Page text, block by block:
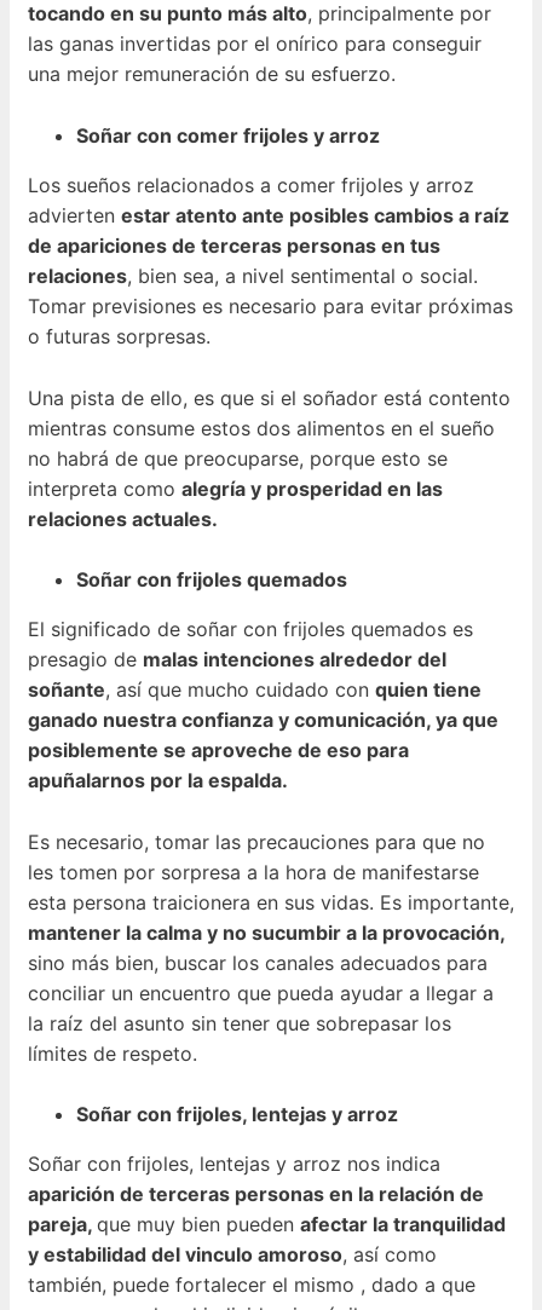
tocando en su punto más alto, principalmente por
las ganas invertidas por el onírico para conseguir
una mejor remuneración de su esfuerzo.
Soñar con comer frijoles y arroz
Los sueños relacionados a comer frijoles y arroz
advierten estar atento ante posibles cambios a raíz
de apariciones de terceras personas en tus
relaciones, bien sea, a nivel sentimental o social.
Tomar previsiones es necesario para evitar próximas
o futuras sorpresas.
Una pista de ello, es que si el soñador está contento
mientras consume estos dos alimentos en el sueño
no habrá de que preocuparse, porque esto se
interpreta como alegría y prosperidad en las
relaciones actuales.
Soñar con frijoles quemados
El significado de soñar con frijoles quemados es
presagio de malas intenciones alrededor del
soñante, así que mucho cuidado con quien tiene
ganado nuestra confianza y comunicación, ya que
posiblemente se aproveche de eso para
apuñalarnos por la espalda.
Es necesario, tomar las precauciones para que no
les tomen por sorpresa a la hora de manifestarse
esta persona traicionera en sus vidas. Es importante,
mantener la calma y no sucumbir a la provocación,
sino más bien, buscar los canales adecuados para
conciliar un encuentro que pueda ayudar a llegar a
la raíz del asunto sin tener que sobrepasar los
límites de respeto.
Soñar con frijoles, lentejas y arroz
Soñar con frijoles, lentejas y arroz nos indica
aparición de terceras personas en la relación de
pareja, que muy bien pueden afectar la tranquilidad
y estabilidad del vinculo amoroso, así como
también, puede fortalecer el mismo , dado a que